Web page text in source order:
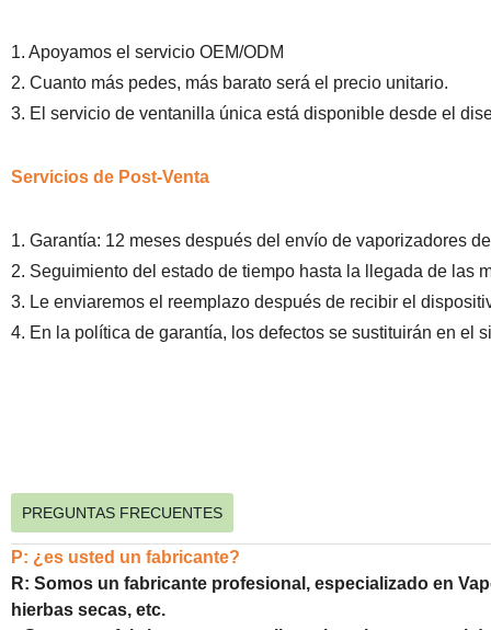
1. Apoyamos el servicio OEM/ODM
2. Cuanto más pedes, más barato será el precio unitario.
3. El servicio de ventanilla única está disponible desde el
Servicios de Post-Venta
1. Garantía: 12 meses después del envío de vaporizadores
2. Seguimiento del estado de tiempo hasta la llegada de las
3. Le enviaremos el reemplazo después de recibir el
4. En la política de garantía, los defectos se sustituirán en el
PREGUNTAS FRECUENTES
P: ¿es usted un fabricante?
R: Somos un fabricante profesional, especializado en
hierbas secas, etc.